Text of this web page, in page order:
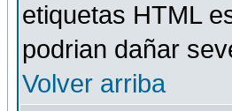
etiquetas HTML
podrian dañar
Volver arriba